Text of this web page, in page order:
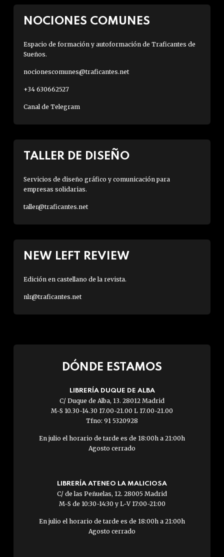
NOCIONES COMUNES
Espacio de formación y autoformación de Traficantes de
Sueños.
nocionescomunes@traficantes.net
+34 630662527
Canal de Telegram
TALLER DE DISEÑO
Servicios de diseño gráfico y comunicación para
empresas solidarias.
taller@traficantes.net
NEW LEFT REVIEW
Edición en castellano de la revista.
nlr@traficantes.net
DÓNDE ESTAMOS
LIBRERÍA DUQUE DE ALBA
C/ Duque de Alba, 13. 28012 Madrid
M-S 10.30-14.30 17.00-21.00 L 17.00-21.00
Tfno: 91 5320928
En julio el horario de tarde es de 18:00h a 21:00h
Agosto cerrado
LIBRERÍA ATENEO LA MALICIOSA
C/ de las Peñuelas, 12. 28005 Madrid
M-S de 10:30-14:30 y L-V 17:00-21:00
En julio el horario de tarde es de 18:00h a 21:00h
Agosto cerrado